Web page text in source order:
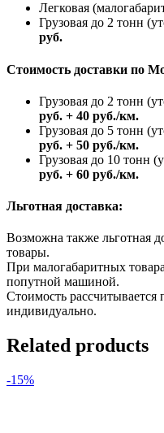
Легковая
Грузовая до 2 тонн
руб.
Стоимость доставки по
Грузовая до 2 тонн
руб. + 40 руб./км.
Грузовая до 5 тонн
руб. + 50 руб./км.
Грузовая до 10 тонн
руб. + 60 руб./км.
Льготная доставка:
Возможна также льготная
товары.
При малогабаритных
попутной машиной.
Стоимость рассчитывается
индивидуально.
Related products
-15%